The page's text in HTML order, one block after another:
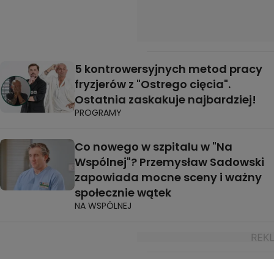
5 kontrowersyjnych metod pracy
fryzjerów z "Ostrego cięcia".
Ostatnia zaskakuje najbardziej!
PROGRAMY
Co nowego w szpitalu w "Na
Wspólnej"? Przemysław Sadowski
zapowiada mocne sceny i ważny
społecznie wątek
NA WSPÓLNEJ